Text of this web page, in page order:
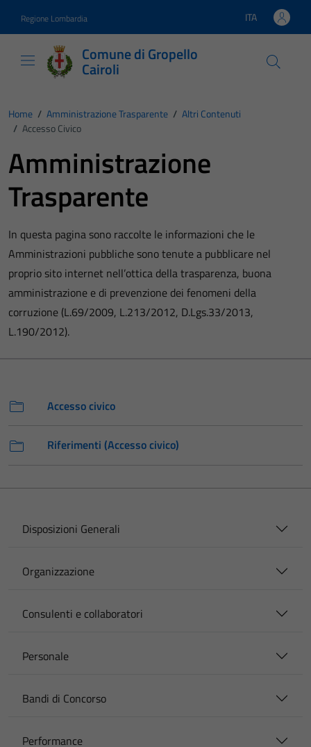
Regione Lombardia Lingua attiva:
ITA
Comune di Gropello
Cairoli
Home / Amministrazione Trasparente / Altri Contenuti
/ Accesso Civico
Amministrazione
Trasparente
In questa pagina sono raccolte le informazioni che le
Amministrazioni pubbliche sono tenute a pubblicare nel
proprio sito internet nell’ottica della trasparenza, buona
amministrazione e di prevenzione dei fenomeni della
corruzione (L.69/2009, L.213/2012, D.Lgs.33/2013,
L.190/2012).
Accesso civico
Riferimenti (Accesso civico)
Disposizioni Generali
Organizzazione
Consulenti e collaboratori
Personale
Bandi di Concorso
Performance